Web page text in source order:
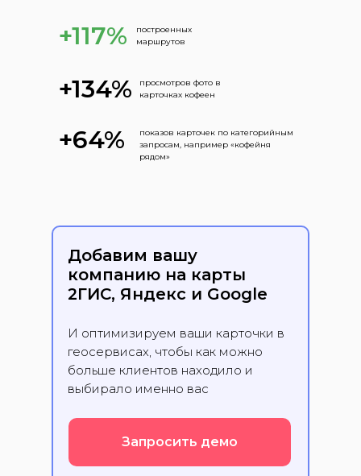
+134%
просмотров фото в
карточках кофеен
+64%
показов карточек по категорийным
запросам, например «кофейня
рядом»
+117%
построенных
маршрутов
Запросить демо
И оптимизируем ваши карточки в
геосервисах, чтобы как можно
больше клиентов находило и
выбирало именно вас
Добавим вашу
компанию на карты
2ГИС, Яндекс и Google